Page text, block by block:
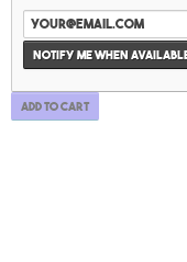
Notify me when
Add to cart